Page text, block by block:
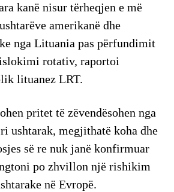
kanë nisur tërheqjen e më
amerikanë dhe
nga Lituania pas përfundimit
rotativ, raportoi
lituanez LRT.
pritet të zëvendësohen nga
ushtarak, megjithatë koha dhe
së re nuk janë konfirmuar
po zhvillon një rishikim
në Evropë.